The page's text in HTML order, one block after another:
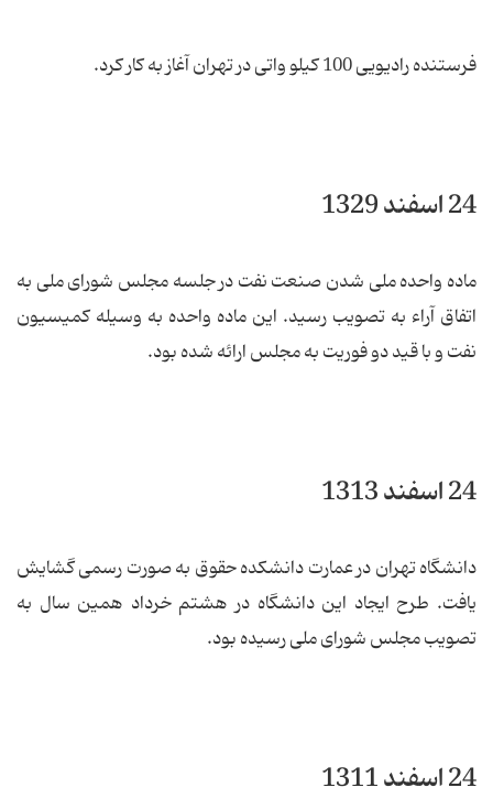
فرستنده رادیویی 100 کیلو واتی در تهران آغاز به کار کرد.
24 اسفند 1329
ماده واحده ملی شدن صنعت نفت در جلسه مجلس شورای ملی به
اتفاق آراء به تصویب رسید. این ماده واحده به وسیله کمیسیون
نفت و با قید دو فوریت به مجلس ارائه شده بود.
24 اسفند 1313
دانشگاه تهران در عمارت دانشکده حقوق به صورت رسمی گشایش
یافت. طرح ایجاد این دانشگاه در هشتم خرداد همین سال به
تصویب مجلس شورای ملی رسیده بود.
24 اسفند 1311